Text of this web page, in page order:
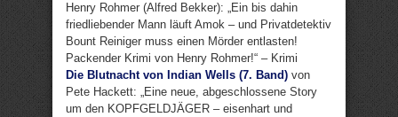
Henry Rohmer (Alfred Bekker): „Ein bis dahin
friedliebender Mann läuft Amok – und Privatdetektiv
Bount Reiniger muss einen Mörder entlasten!
Packender Krimi von Henry Rohmer!“ – Krimi
Die Blutnacht von Indian Wells (7. Band) von
Pete Hackett: „Eine neue, abgeschlossene Story
um den KOPFGELDJÄGER – eisenhart und